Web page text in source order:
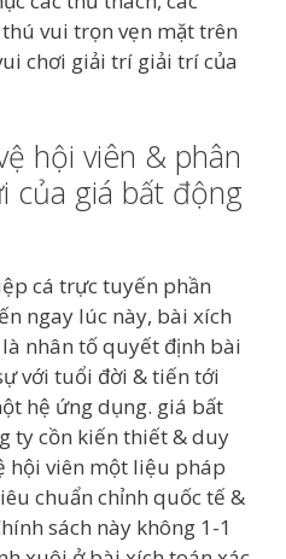
vui trọn vẹn mặt trên
chơi giải trí giải trí của
hội viên & phân
của giá bất động
cá trực tuyến phần
ngay lúc này, bài xích
nhân tố quyết định bài
với tuổi đời & tiến tới
hệ ứng dụng. giá bất
ty cồn kiến thiết & duy
hội viên một liệu pháp
chuẩn chỉnh quốc tế &
sách này không 1-1